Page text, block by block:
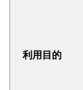
利用目的